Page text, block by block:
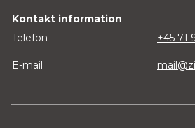
Kontakt information
Telefon
E-mail
+45 71